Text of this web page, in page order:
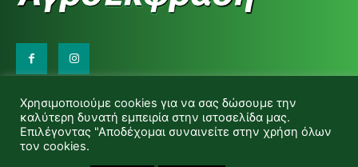
d.makas@yahoo.gr
info@agrofitro.gr
Μακάς Ντίνος
Χρησιμοποιούμε cookies για να σας δώσουμε την
καλύτερη δυνατή εμπειρία στην ιστοσελίδα μας.
Επιλέγοντας "Αποδέχομαι συναινείτε στην χρήση όλων
τον cookies.